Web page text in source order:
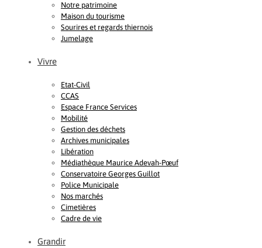
Notre patrimoine
Maison du tourisme
Sourires et regards thiernois
Jumelage
Vivre
Etat-Civil
CCAS
Espace France Services
Mobilité
Gestion des déchets
Archives municipales
Libération
Médiathèque Maurice Adevah-Pœuf
Conservatoire Georges Guillot
Police Municipale
Nos marchés
Cimetières
Cadre de vie
Grandir